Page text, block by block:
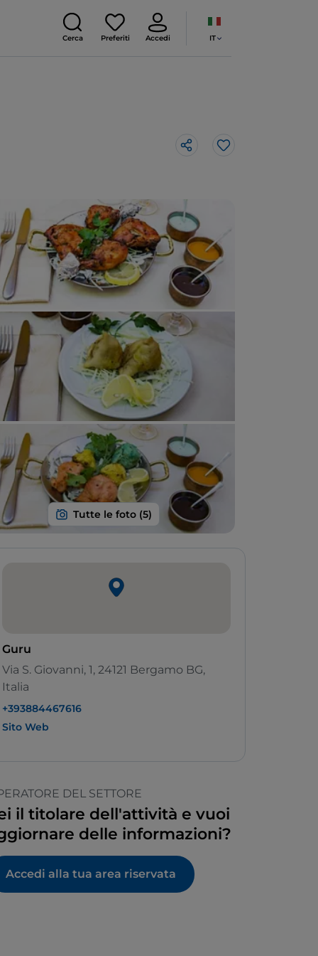
Cerca Preferiti Accedi IT
Like
Guru
Via S. Giovanni, 1, 24121 Bergamo BG,
Italia
+393884467616
Sito Web
DEL SETTORE
il titolare dell'attività e vuoi
delle informazioni?
Accedi alla tua area riservata